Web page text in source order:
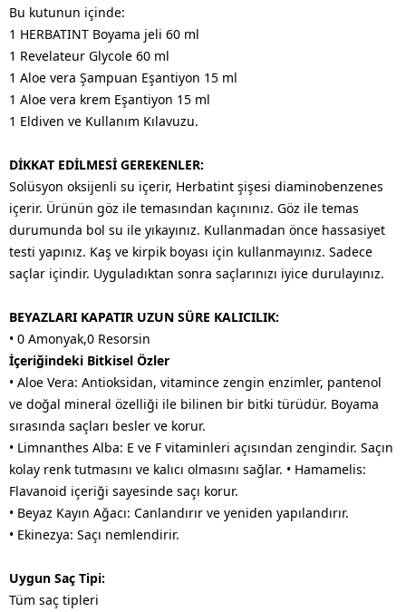
Bu kutunun içinde:
1 HERBATINT Boyama jeli 60 ml
1 Revelateur Glycole 60 ml
1 Aloe vera Şampuan Eşantiyon 15 ml
1 Aloe vera krem Eşantiyon 15 ml
1 Eldiven ve Kullanım Kılavuzu.
DİKKAT EDİLMESİ GEREKENLER:
Solüsyon oksijenli su içerir, Herbatint şişesi diaminobenzenes
içerir. Ürünün göz ile temasından kaçınınız. Göz ile temas
durumunda bol su ile yıkayınız. Kullanmadan önce hassasiyet
testi yapınız. Kaş ve kirpik boyası için kullanmayınız. Sadece
saçlar içindir. Uyguladıktan sonra saçlarınızı iyice durulayınız.
BEYAZLARI KAPATIR UZUN SÜRE KALICILIK:
• 0 Amonyak,0 Resorsin
İçeriğindeki Bitkisel Özler
• Aloe Vera: Antioksidan, vitamince zengin enzimler, pantenol
ve doğal mineral özelliği ile bilinen bir bitki türüdür. Boyama
sırasında saçları besler ve korur.
• Limnanthes Alba: E ve F vitaminleri açısından zengindir. Saçın
kolay renk tutmasını ve kalıcı olmasını sağlar. • Hamamelis:
Flavanoid içeriği sayesinde saçı korur.
• Beyaz Kayın Ağacı: Canlandırır ve yeniden yapılandırır.
• Ekinezya: Saçı nemlendirir.
Uygun Saç Tipi:
Tüm saç tipleri